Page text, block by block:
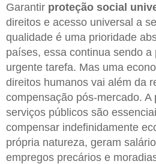
Garantir proteção social
direitos e acesso universal a
qualidade é uma prioridade
países, essa continua sendo a
urgente tarefa. Mas uma
direitos humanos vai além da
compensação pós-mercado. A
serviços públicos são
compensar indefinidamente
própria natureza, geram
empregos precários e